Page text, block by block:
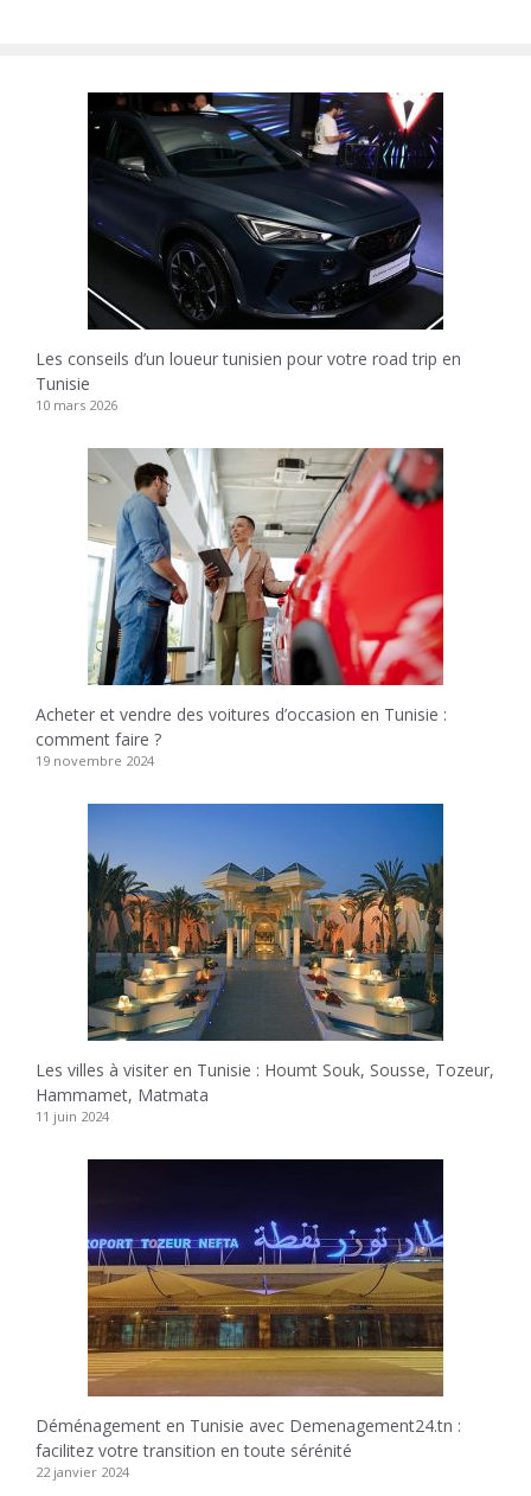
Les conseils d’un loueur tunisien pour votre road trip en
Tunisie
10 mars 2026
Acheter et vendre des voitures d’occasion en Tunisie :
comment faire ?
19 novembre 2024
Les villes à visiter en Tunisie : Houmt Souk, Sousse, Tozeur,
Hammamet, Matmata
11 juin 2024
Déménagement en Tunisie avec Demenagement24.tn :
facilitez votre transition en toute sérénité
22 janvier 2024